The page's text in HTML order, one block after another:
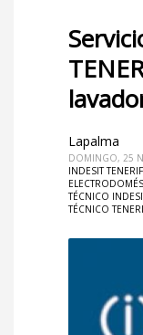
Lapalma
DOMINGO, 25
INDESIT
TÉCNICO
TÉCNICO